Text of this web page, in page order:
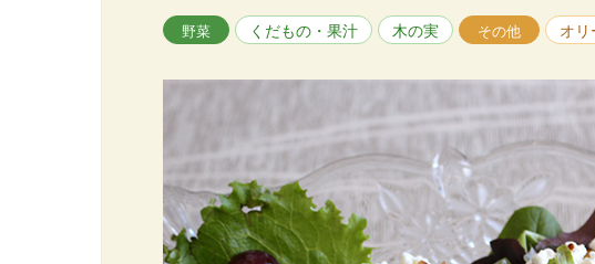
野菜 くだもの・果汁 木の実 その他 オリ